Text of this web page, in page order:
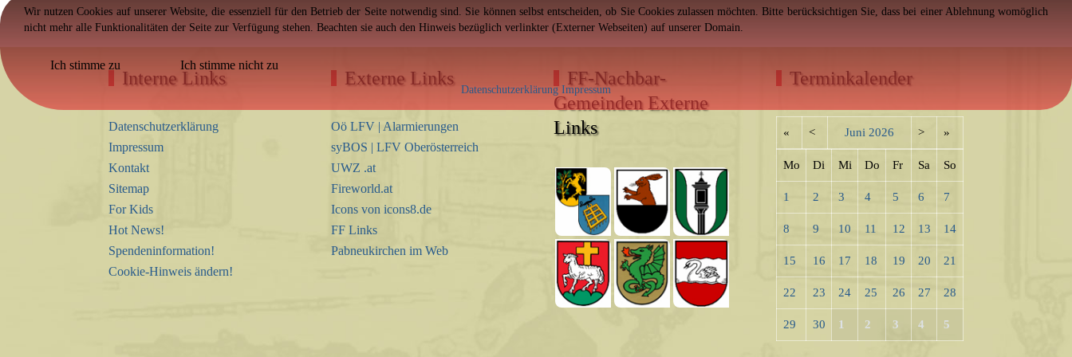
Interne Links
Datenschutzerklärung
Impressum
Kontakt
Sitemap
For Kids
Hot News!
Spendeninformation!
Cookie-Hinweis ändern!
Externe Links
Oö LFV | Alarmierungen
syBOS | LFV Oberösterreich
UWZ .at
Fireworld.at
Icons von icons8.de
FF Links
Pabneukirchen im Web
FF-Nachbar-
Gemeinden Externe
Links
Terminkalender
« < Juni 2026 > »
Mo Di Mi Do Fr Sa So
1 2 3 4 5 6 7
8 9 10 11 12 13 14
15 16 17 18 19 20 21
22 23 24 25 26 27 28
29 30 1 2 3 4 5
Wir nutzen Cookies auf unserer Website, die essenziell für den Betrieb der Seite notwendig sind. Sie können selbst entscheiden, ob Sie Cookies zulassen möchten. Bitte berücksichtigen Sie, dass bei einer Ablehnung womöglich
nicht mehr alle Funktionalitäten der Seite zur Verfügung stehen. Beachten sie auch den Hinweis bezüglich verlinkter (Externer Webseiten) auf unserer Domain.
Ich stimme zu Ich stimme nicht zu
Datenschutzerklärung Impressum